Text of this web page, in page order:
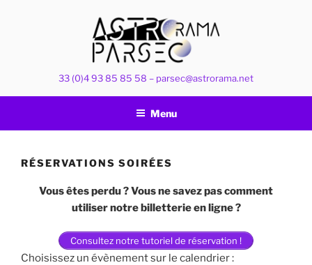
33 (0)4 93 85 85 58 – parsec@astrorama.net
Menu
RÉSERVATIONS SOIRÉES
Vous êtes perdu ? Vous ne savez pas comment
utiliser notre billetterie en ligne ?
Consultez notre tutoriel de réservation !
Choisissez un évènement sur le calendrier :